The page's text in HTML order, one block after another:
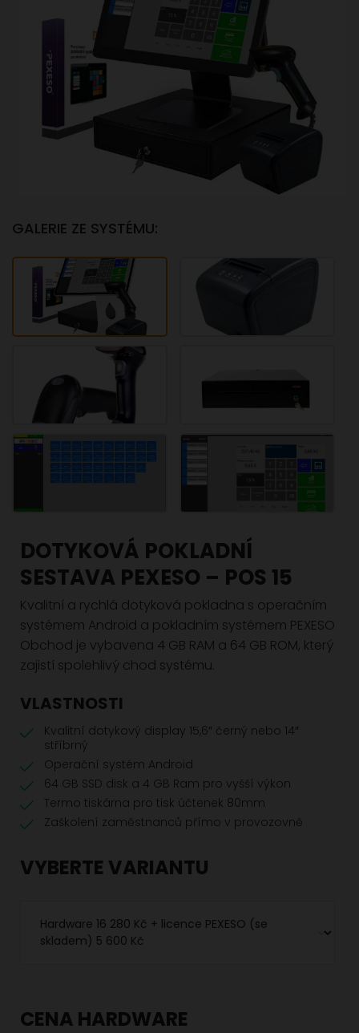
GALERIE ZE SYSTÉMU:
DOTYKOVÁ POKLADNÍ
SESTAVA PEXESO – POS 15
Kvalitní a rychlá dotyková pokladna s operačním
systémem Android a pokladním systémem PEXESO
Obchod je vybavena 4 GB RAM a 64 GB ROM, který
zajistí spolehlivý chod systému.
VLASTNOSTI
Kvalitní dotykový display 15,6″ černý nebo 14″
stříbrný
Operační systém Android
64 GB SSD disk a 4 GB Ram pro vyšší výkon
Termo tiskárna pro tisk účtenek 80mm
Zaškolení zaměstnanců přímo v provozovně
VYBERTE VARIANTU
CENA HARDWARE